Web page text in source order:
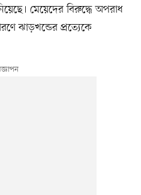
মেয়েদের বিরুদ্ধে অপরাধ
ঝাড়খন্ডের প্রত্যেকে